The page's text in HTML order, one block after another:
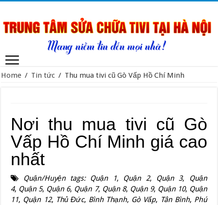
Home / Tin tức / Thu mua tivi cũ Gò Vấp Hồ Chí Minh
Nơi thu mua tivi cũ Gò
Vấp Hồ Chí Minh giá cao
nhất
Quận/Huyện tags: Quận 1, Quận 2, Quận 3,
Quận
4, Quận 5, Quận 6, Quận 7, Quận 8, Quận 9, Quận 10, Quận
11, Quận 12, Thủ Đức, Bình Thạnh, Gò Vấp, Tân Bình, Phú